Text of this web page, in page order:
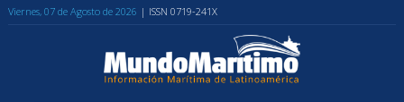
Viernes, 07 de Agosto de 2026 | ISSN 0719-241X